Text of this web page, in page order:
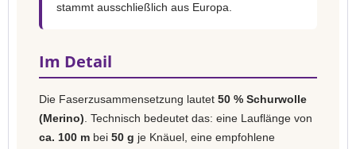
stammt ausschließlich aus Europa.
Im Detail
Die Faserzusammensetzung lautet 50 % Schurwolle
(Merino) . Technisch bedeutet das: eine Lauflänge von
ca. 100 m bei 50 g je Knäuel, eine empfohlene